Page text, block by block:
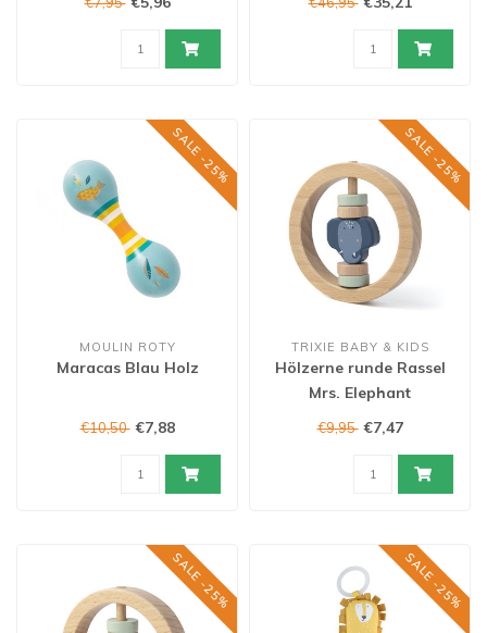
SALE -25%
MOULIN ROTY
Maracas Blau Holz
€10,50 €7,88
SALE -25%
TRIXIE BABY & KIDS
Hölzerne runde Rassel
Mrs. Elephant
€9,95 €7,47
SALE -25% SALE -25%